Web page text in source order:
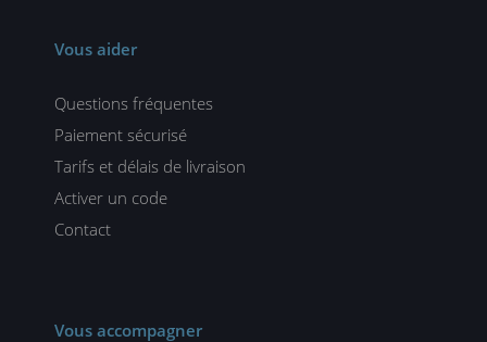
Vous aider
Questions fréquentes
Paiement sécurisé
Tarifs et délais de livraison
Activer un code
Contact
Vous accompagner